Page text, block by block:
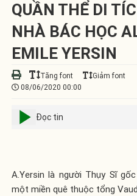
QUẦN THỂ DI
NHÀ BÁC HỌC
EMILE YERSIN
Tăng font
Giảm font
08/06/2020 00:00
Đọc tin
A.Yersin là người Thụy Sĩ
một miền quê thuộc tổng